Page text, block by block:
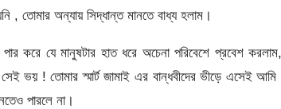
, তোমার অন্যায় সিদ্ধান্ত মানতে বাধ্য হলাম।
করে যে মানুষটার হাত ধরে অচেনা পরিবেশে প্রবেশ
ভয় ! তোমার স্মার্ট জামাই এর বান্ধবীদের ভীড়ে এসেই আমি
পারলে না।